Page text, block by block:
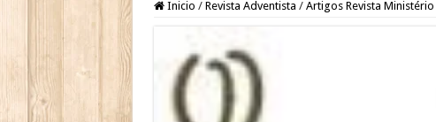
Inicio / Revista Adventista / Artigos Revista Ministério